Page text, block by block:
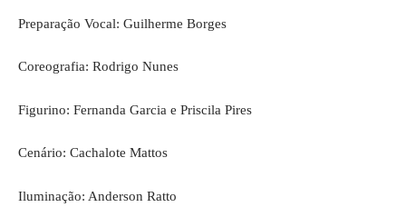
Preparação Vocal: Guilherme Borges
Coreografia: Rodrigo Nunes
Figurino: Fernanda Garcia e Priscila Pires
Cenário: Cachalote Mattos
Iluminação: Anderson Ratto